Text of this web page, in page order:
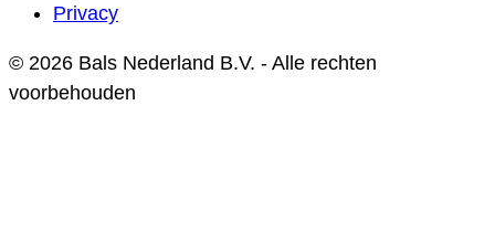
Privacy
© 2026 Bals Nederland B.V. - Alle rechten
voorbehouden